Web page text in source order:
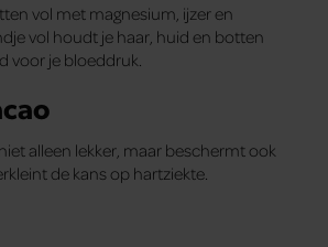
vol met magnesium, ijzer en
vol houdt je haar, huid en botten
voor je bloeddruk.
alleen lekker, maar beschermt ook
de kans op hartziekte.